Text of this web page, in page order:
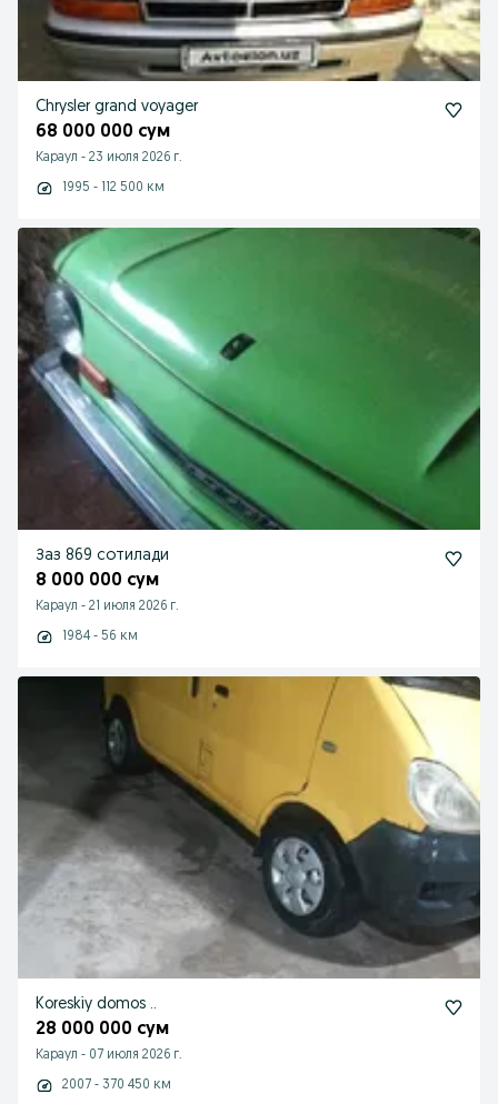
Chrysler grand voyager
68 000 000 сум
Караул - 23 июля 2026 г.
1995 - 112 500 км
Заз 869 сотилади
8 000 000 сум
Караул - 21 июля 2026 г.
1984 - 56 км
Koreskiy domos ..
28 000 000 сум
Караул - 07 июля 2026 г.
2007 - 370 450 км